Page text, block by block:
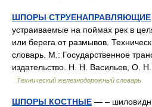
ШПОРЫ СТРУЕНАПРАВЛЯЮЩИЕ
устраиваемые на поймах рек в
или берега от размывов.
словарь. М.: Государственное
издательство. Н. Н. Васильев, О.
Технический железнодорожный словарь
ШПОРЫ КОСТНЫЕ — –